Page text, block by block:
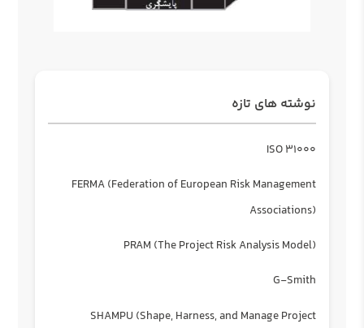
نوشته های تازه
ISO 31000
FERMA (Federation of European Risk Management
Associations)
PRAM (The Project Risk Analysis Model)
G-Smith
SHAMPU (Shape, Harness, and Manage Project